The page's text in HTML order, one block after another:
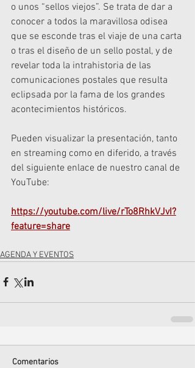
o unos “sellos viejos”. Se trata de dar a
conocer a todos la maravillosa odisea
que se esconde tras el viaje de una carta
o tras el diseño de un sello postal, y de
revelar toda la intrahistoria de las
comunicaciones postales que resulta
eclipsada por la fama de los grandes
acontecimientos históricos.
Pueden visualizar la presentación, tanto
en streaming como en diferido, a través
del siguiente enlace de nuestro canal de
YouTube:
https://youtube.com/live/rTo8RhkVJvI?
feature=share
AGENDA Y EVENTOS
Comentarios